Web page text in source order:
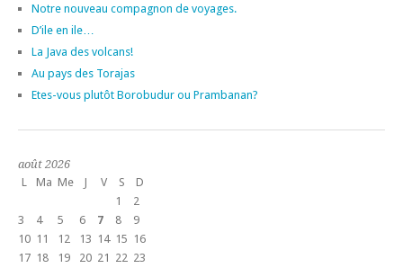
Notre nouveau compagnon de voyages.
D’ile en ile…
La Java des volcans!
Au pays des Torajas
Etes-vous plutôt Borobudur ou Prambanan?
août 2026
L
Ma Me J V S D
1
2
3
4 5 6 7 8
9
10 11 12 13 14 15 16
17 18 19 20 21 22 23